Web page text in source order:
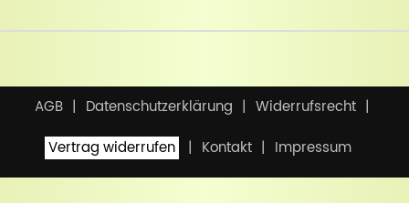
AGB Datenschutzerklärung
Widerrufsrecht
Vertrag widerrufen
Kontakt Impressum